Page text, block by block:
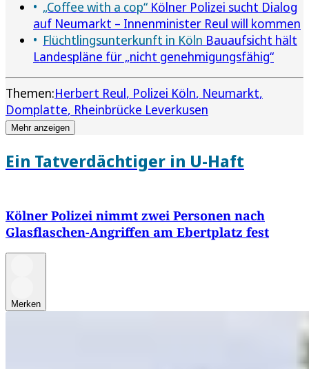
„Coffee with a cop“ Kölner Polizei sucht Dialog
auf Neumarkt – Innenminister Reul will kommen
Flüchtlingsunterkunft in Köln Bauaufsicht hält
Landespläne für „nicht genehmigungsfähig“
Themen:Herbert Reul Polizei Köln Neumarkt
Domplatte Rheinbrücke Leverkusen
Mehr anzeigen
Ein Tatverdächtiger in U-Haft
Kölner Polizei nimmt zwei Personen nach
Glasflaschen-Angriffen am Ebertplatz fest
Merken